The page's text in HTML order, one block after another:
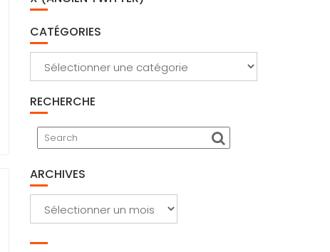
CATÉGORIES
RECHERCHE
ARCHIVES